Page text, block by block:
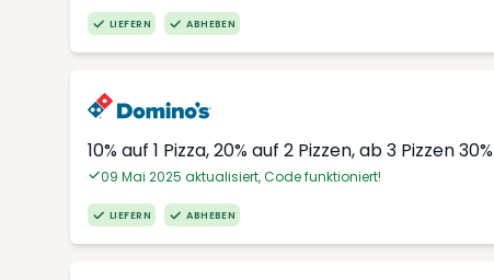
LIEFERN ABHEBEN
10% auf 1 Pizza, 20% auf 2 Pizzen, ab 3 Pizzen 30%
09 Mai 2025 aktualisiert, Code funktioniert!
LIEFERN ABHEBEN